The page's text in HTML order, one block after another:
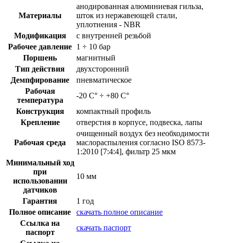
Материалы
анодированная алюминиевая гильза,
шток из нержавеющей стали,
уплотнения - NBR
Модификация
с внутренней резьбой
Рабочее давление 1 ÷ 10 бар
Поршень
магнитный
Тип действия
двухсторонний
Демпфирование
пневматическое
Рабочая
температура
-20 С° ÷ +80 С°
Конструкция
компактный профиль
Крепление
отверстия в корпусе, подвеска, лапы
Рабочая среда
очищенный воздух без необходимости
маслораспыления согласно ISO 8573-
1:2010 [7:4:4], фильтр 25 мкм
Минимальный ход
при
использовании
датчиков
10 мм
Гарантия
1 год
Полное описание
скачать полное описание
Ссылка на
паспорт
скачать паспорт